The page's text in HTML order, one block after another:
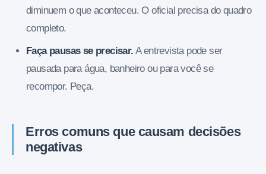
diminuem o que aconteceu. O oficial precisa do quadro
completo.
Faça pausas se precisar. A entrevista pode ser
pausada para água, banheiro ou para você se
recompor. Peça.
Erros comuns que causam decisões
negativas